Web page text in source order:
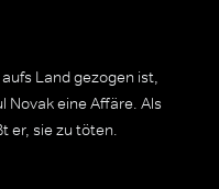
Land gezogen ist,
Novak eine Affäre. Als
er, sie zu töten.